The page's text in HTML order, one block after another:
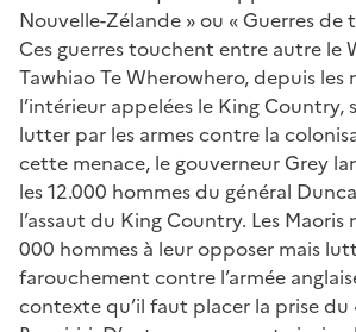
Nouvelle-Zélande » ou « Guerres de
Ces guerres touchent entre autre le
Tawhiao Te Wherowhero, depuis les
l’intérieur appelées le King Country,
lutter par les armes contre la
cette menace, le gouverneur Grey
les 12.000 hommes du général
l’assaut du King Country. Les Maoris
000 hommes à leur opposer mais
farouchement contre l’armée
contexte qu’il faut placer la prise du